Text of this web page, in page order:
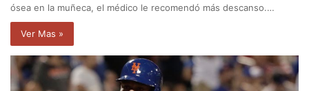
ósea en la muñeca, el médico le recomendó más descanso.…
Ver Mas »